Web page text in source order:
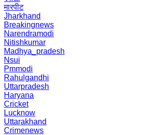
मारपीट
Jharkhand
Breakingnews
Narendramodi
Nitishkumar
Madhya_pradesh
Nsui
Pmmodi
Rahulgandhi
Uttarpradesh
Haryana
Cricket
Lucknow
Uttarakhand
Crimenews